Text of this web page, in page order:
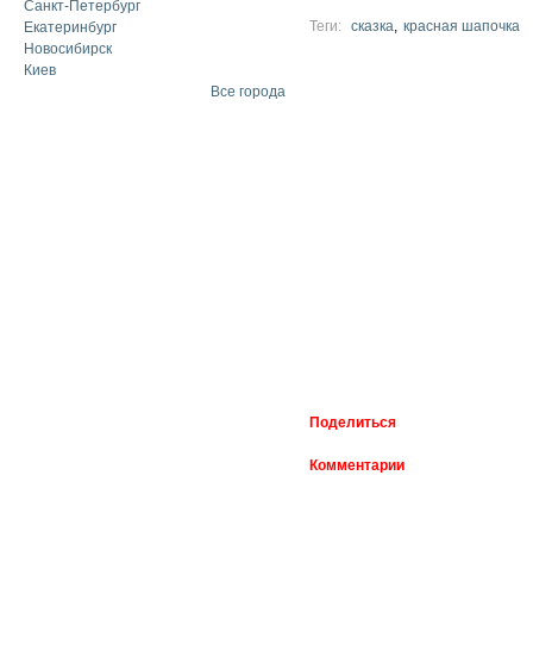
Санкт-Петербург
Екатеринбург
Новосибирск
Киев
Все города
Теги: сказка красная шапочка
Поделиться
Комментарии